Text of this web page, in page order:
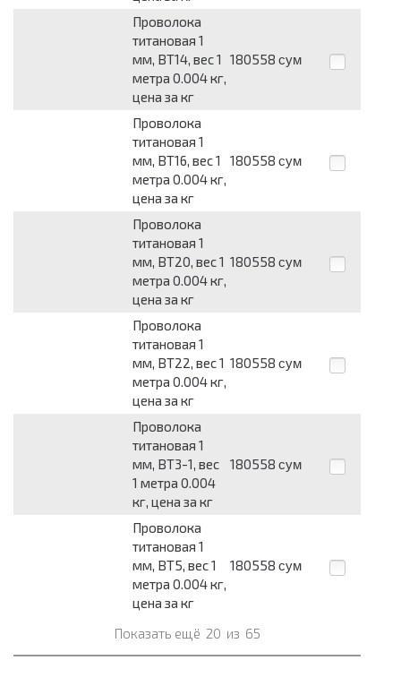
Проволока
титановая 1
мм, ВТ14, вес 1
метра 0.004 кг,
цена за кг
180558 сум
Проволока
титановая 1
мм, ВТ16, вес 1
метра 0.004 кг,
цена за кг
180558 сум
Проволока
титановая 1
мм, ВТ20, вес 1
метра 0.004 кг,
цена за кг
180558 сум
Проволока
титановая 1
мм, ВТ22, вес 1
метра 0.004 кг,
цена за кг
180558 сум
Проволока
титановая 1
мм, ВТ3-1, вес
1 метра 0.004
кг, цена за кг
180558 сум
Проволока
титановая 1
мм, ВТ5, вес 1
метра 0.004 кг,
цена за кг
180558 сум
Показать ещё 20 из 65